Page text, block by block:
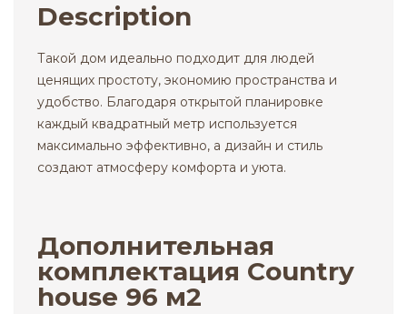
Description
Такой дом идеально подходит для людей
ценящих простоту, экономию пространства и
удобство. Благодаря открытой планировке
каждый квадратный метр используется
максимально эффективно, а дизайн и стиль
создают атмосферу комфорта и уюта.
Дополнительная
комплектация Сountry
house 96 м2